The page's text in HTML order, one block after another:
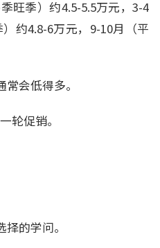
旺季）约4.5-5.5万元，3-4
约4.8-6万元，9-10月（平
会低得多。
轮促销。
的学问。